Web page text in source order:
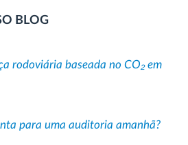
BLOG
rodoviária baseada no CO₂ em
para uma auditoria amanhã?